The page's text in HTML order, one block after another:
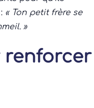
« Ton petit frère se
»
renforcer